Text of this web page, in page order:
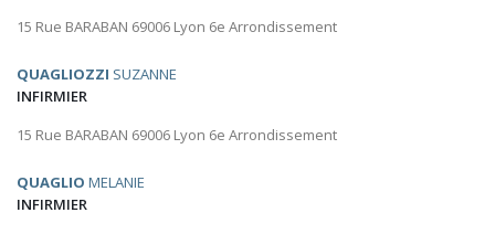
15 Rue BARABAN 69006 Lyon 6e Arrondissement
QUAGLIOZZI SUZANNE
INFIRMIER
15 Rue BARABAN 69006 Lyon 6e Arrondissement
QUAGLIO MELANIE
INFIRMIER